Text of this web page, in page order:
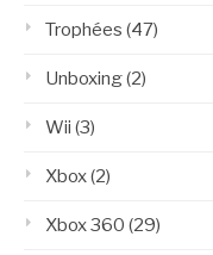
Trophées (47)
Unboxing(2)
Wii (3)
Xbox(2)
Xbox 360 (29)